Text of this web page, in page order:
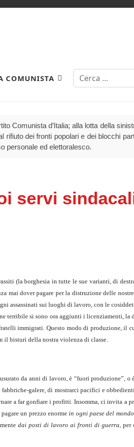
COMUNISTA Cerca
Comunista d’Italia; alla lotta della
dei fronti popolari e dei blocchi
personale ed elettoralesco.
servi
(la borghesia in tutte le sue varianti, di
mai dover pagare per la distruzione delle
assassinati sui luoghi di lavoro, con le
terribile si sono ora aggiunti i licenziamenti, la
immigrati. Questo modo di produzione, il
il bisturi della nostra violenza di classe.
da anni di lavoro, è “fuori produzione”, o
galere, di mostrarci pacifici e
a far gonfiare i profitti. Insomma, ci invita a
un prezzo enorme in ogni paese del mondo
dai posti di lavoro ai fronti di guerra ,